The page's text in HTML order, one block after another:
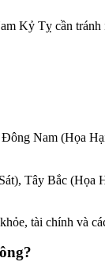
Kỷ Tỵ cần
Nam (Họa
Tây Bắc (Họa
tài chính và